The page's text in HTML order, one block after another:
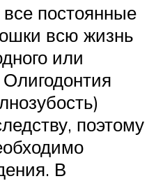
постоянные
всю жизнь
или
Олигодонтия
поэтому
В